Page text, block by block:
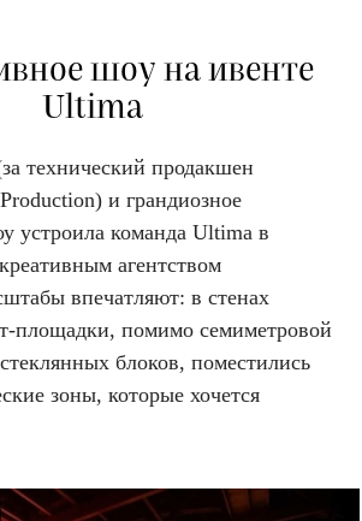
шоу на ивенте
Ultima
технический продакшен
и грандиозное
устроила команда Ultima в
агентством
впечатляют: в стенах
площадки, помимо семиметровой
блоков, поместились
зоны, которые хочется